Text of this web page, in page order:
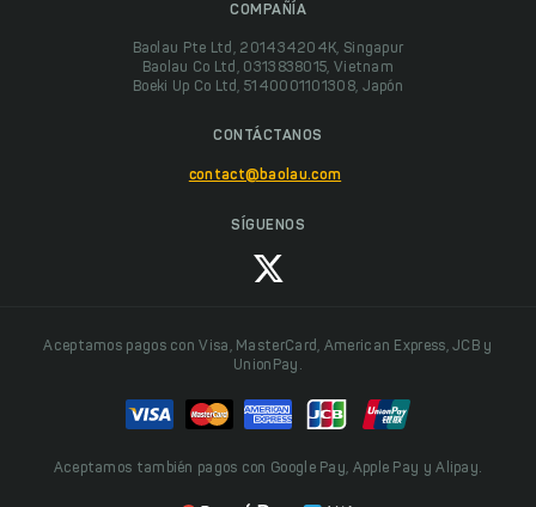
COMPAÑÍA
Baolau Pte Ltd, 201434204K, Singapur
Baolau Co Ltd, 0313838015, Vietnam
Boeki Up Co Ltd, 5140001101308, Japón
CONTÁCTANOS
contact@baolau.com
SÍGUENOS
Aceptamos pagos con Visa, MasterCard, American Express, JCB y
UnionPay.
Aceptamos también pagos con Google Pay, Apple Pay y Alipay.